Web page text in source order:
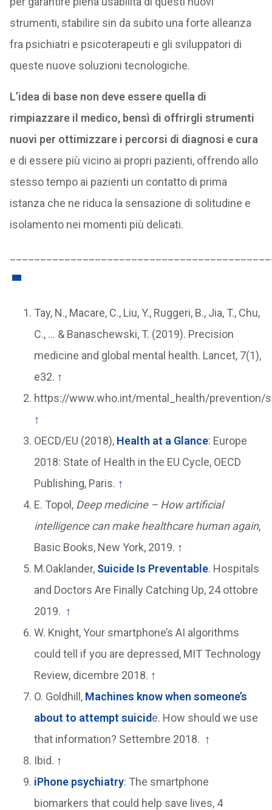
strumenti, stabilire sin da subito una forte alleanza
fra psichiatri e psicoterapeuti e gli sviluppatori di
queste nuove soluzioni tecnologiche.
L’idea di base non deve essere quella di
rimpiazzare il medico, bensì di offrirgli strumenti
nuovi per ottimizzare i percorsi di diagnosi e cura
e di essere più vicino ai propri pazienti, offrendo allo
stesso tempo ai pazienti un contatto di prima
istanza che ne riduca la sensazione di solitudine e
isolamento nei momenti più delicati.
Tay, N., Macare, C., Liu, Y., Ruggeri, B., Jia, T., Chu,
C., … & Banaschewski, T. (2019). Precision
medicine and global mental health. Lancet, 7(1),
e32. ↑
https://www.who.int/mental_health/
↑
OECD/EU (2018), Health at a Glance: Europe
2018: State of Health in the EU Cycle, OECD
Publishing, Paris. ↑
E. Topol, Deep medicine – How artificial
intelligence can make healthcare human again,
Basic Books, New York, 2019. ↑
M.Oaklander, Suicide Is Preventable. Hospitals
and Doctors Are Finally Catching Up, 24 ottobre
2019. ↑
W. Knight, Your smartphone’s AI algorithms
could tell if you are depressed, MIT Technology
Review, dicembre 2018. ↑
O. Goldhill, Machines know when someone’s
about to attempt suicide. How should we use
that information? Settembre 2018. ↑
Ibid. ↑
iPhone psychiatry: The smartphone
biomarkers that could help save lives, 4